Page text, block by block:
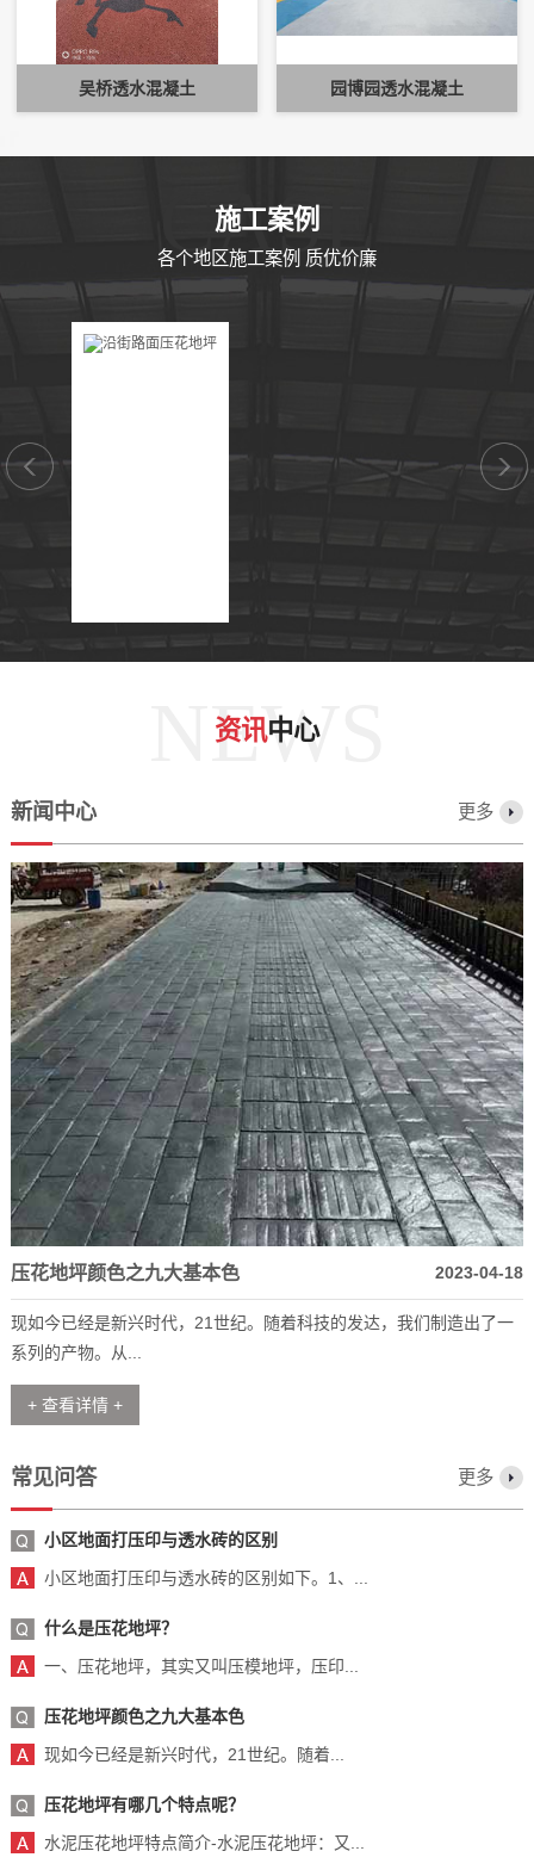
吴桥透水混凝土 园博园透水混凝土
CASE
施工案例
各个地区施工案例 质优价廉
NEWS
资讯中心
新闻中心 更多
压花地坪颜色之九大基本色 2023-04-18
现如今已经是新兴时代，21世纪。随着科技的发达，我们制造出了一
系列的产物。从...
+ 查看详情 +
常见问答 更多
小区地面打压印与透水砖的区别
小区地面打压印与透水砖的区别如下。1、...
什么是压花地坪？
一、压花地坪，其实又叫压模地坪，压印...
压花地坪颜色之九大基本色
现如今已经是新兴时代，21世纪。随着...
压花地坪有哪几个特点呢？
水泥压花地坪特点简介-水泥压花地坪：又...